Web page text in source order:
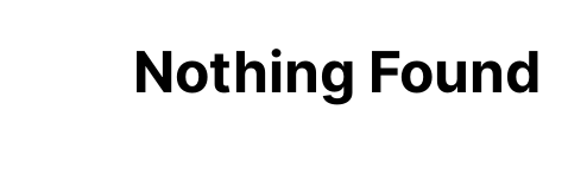
Nothing Found